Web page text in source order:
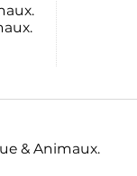
& Animaux.